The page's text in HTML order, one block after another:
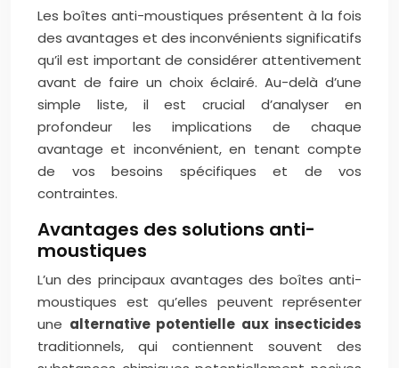
Les boîtes anti-moustiques présentent à la fois
des avantages et des inconvénients significatifs
qu’il est important de considérer attentivement
avant de faire un choix éclairé. Au-delà d’une
simple liste, il est crucial d’analyser en
profondeur les implications de chaque
avantage et inconvénient, en tenant compte
de vos besoins spécifiques et de vos
contraintes.
Avantages des solutions anti-
moustiques
L’un des principaux avantages des boîtes anti-
moustiques est qu’elles peuvent représenter
une alternative potentielle aux insecticides
traditionnels, qui contiennent souvent des